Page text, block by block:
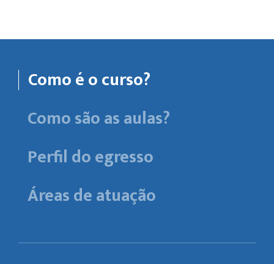
Como é o curso?
Como são as aulas?
Perfil do egresso
Áreas de atuação